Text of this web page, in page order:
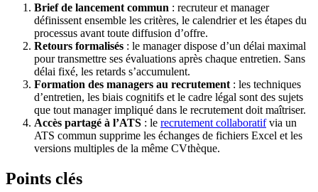
Brief de lancement commun : recruteur et manager
définissent ensemble les critères, le calendrier et les étapes du
processus avant toute diffusion d’offre.
Retours formalisés : le manager dispose d’un délai maximal
pour transmettre ses évaluations après chaque entretien. Sans
délai fixé, les retards s’accumulent.
Formation des managers au recrutement : les techniques
d’entretien, les biais cognitifs et le cadre légal sont des sujets
que tout manager impliqué dans le recrutement doit maîtriser.
Accès partagé à l’ATS : le recrutement collaboratifvia un
ATS commun supprime les échanges de fichiers Excel et les
versions multiples de la même CVthèque.
Points clés